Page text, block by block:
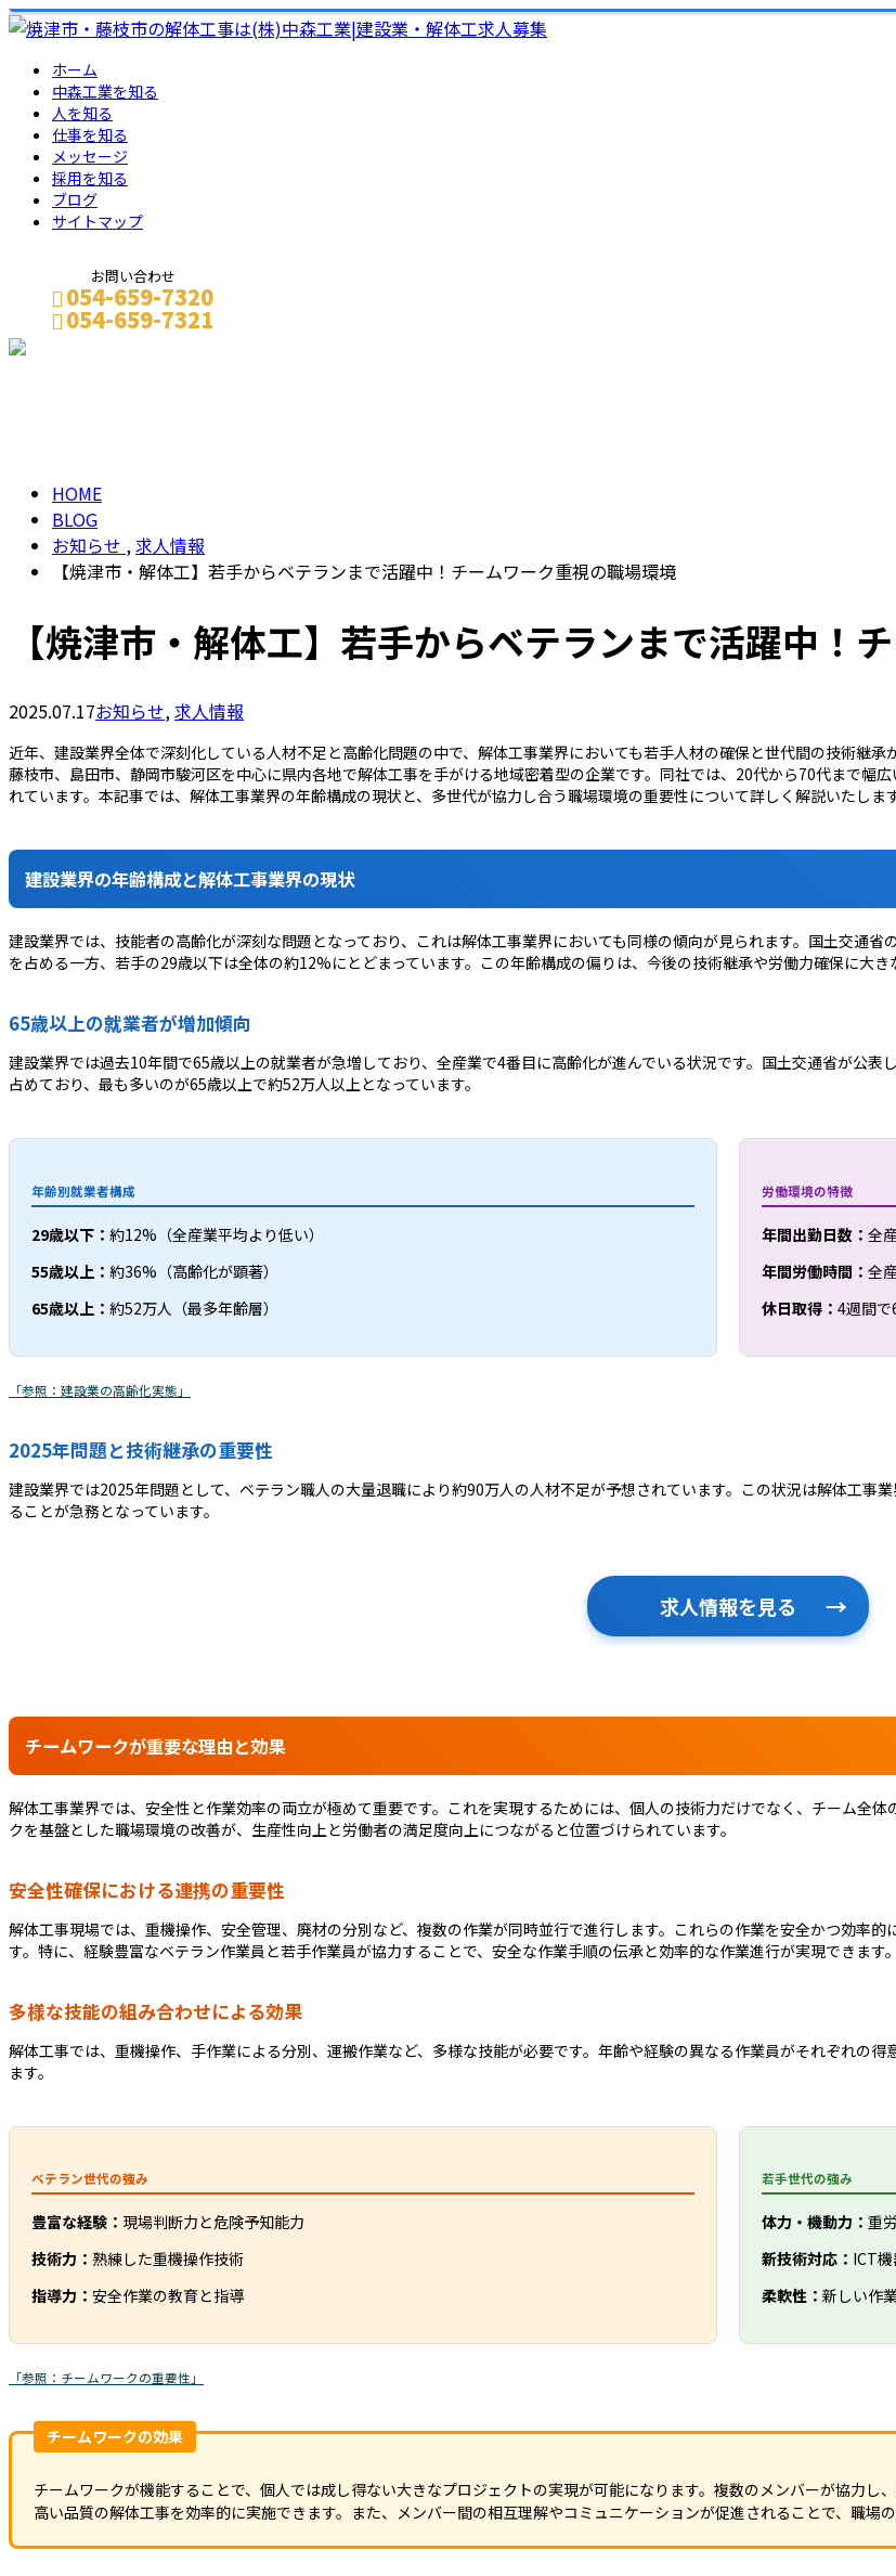
ホーム
中森工業を知る
人を知る
仕事を知る
メッセージ
採用を知る
ブログ
サイトマップ
お問い合わせ
054-659-7320
054-659-7321
HOME
BLOG
お知らせ ,求人情報
【焼津市・解体工】若手からベテランまで活躍中！チームワーク重視の職場環境
【焼津市・解体工】若手からベテランまで活躍中！
2025.07.17お知らせ,求人情報
近年、建設業界全体で深刻化している人材不足と高齢化問題の中で、解体工事業界においても若手人材の確保と世代間の技術継
藤枝市、島田市、静岡市駿河区を中心に県内各地で解体工事を手がける地域密着型の企業です。同社では、20代から70代まで幅
れています。本記事では、解体工事業界の年齢構成の現状と、多世代が協力し合う職場環境の重要性について詳しく解説いたします
建設業界の年齢構成と解体工事業界の現状
建設業界では、技能者の高齢化が深刻な問題となっており、これは解体工事業界においても同様の傾向が見られます。国土交通
を占める一方、若手の29歳以下は全体の約12%にとどまっています。この年齢構成の偏りは、今後の技術継承や労働力確保に大き
65歳以上の就業者が増加傾向
建設業界では過去10年間で65歳以上の就業者が急増しており、全産業で4番目に高齢化が進んでいる状況です。国土交通省が公
占めており、最も多いのが65歳以上で約52万人以上となっています。
年齢別就業者構成
29歳以下： 約12%（全産業平均より低い）
55歳以上： 約36%（高齢化が顕著）
65歳以上： 約52万人（最多年齢層）
労働環境の特徴
年間出勤日数： 全
年間労働時間： 全
休日取得： 4週間で
「参照：建設業の高齢化実態」
2025年問題と技術継承の重要性
建設業界では2025年問題として、ベテラン職人の大量退職により約90万人の人材不足が予想されています。この状況は解体工事
ることが急務となっています。
求人情報を見る
チームワークが重要な理由と効果
解体工事業界では、安全性と作業効率の両立が極めて重要です。これを実現するためには、個人の技術力だけでなく、チーム全
クを基盤とした職場環境の改善が、生産性向上と労働者の満足度向上につながると位置づけられています。
安全性確保における連携の重要性
解体工事現場では、重機操作、安全管理、廃材の分別など、複数の作業が同時並行で進行します。これらの作業を安全かつ効率
す。特に、経験豊富なベテラン作業員と若手作業員が協力することで、安全な作業手順の伝承と効率的な作業進行が実現できます。
多様な技能の組み合わせによる効果
解体工事では、重機操作、手作業による分別、運搬作業など、多様な技能が必要です。年齢や経験の異なる作業員がそれぞれの
ます。
ベテラン世代の強み
豊富な経験： 現場判断力と危険予知能力
技術力： 熟練した重機操作技術
指導力： 安全作業の教育と指導
若手世代の強み
体力・機動力： 重
新技術対応： ICT
柔軟性： 新しい作
「参照：チームワークの重要性」
チームワークの効果
チームワークが機能することで、個人では成し得ない大きなプロジェクトの実現が可能になります。複数のメンバーが協力し
高い品質の解体工事を効率的に実施できます。また、メンバー間の相互理解やコミュニケーションが促進されることで、職場